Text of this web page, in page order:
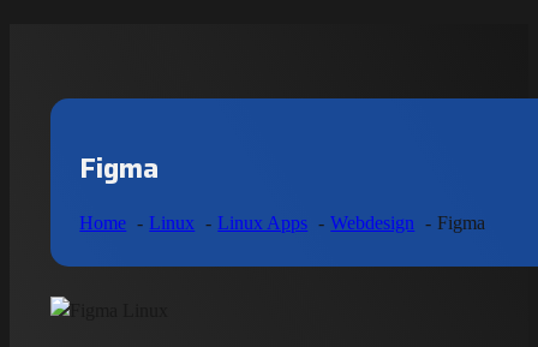
Figma
Home Linux Linux Apps Webdesign Figma